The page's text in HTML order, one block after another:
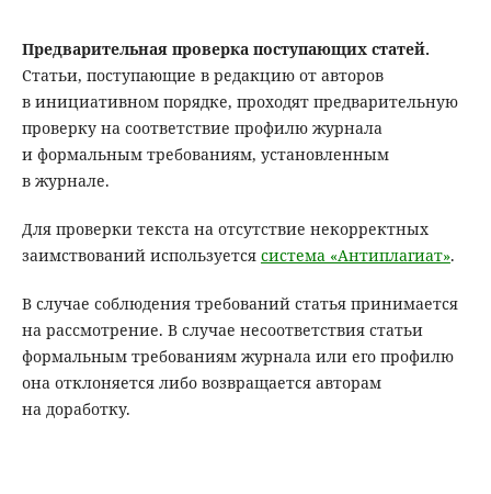
Предварительная проверка поступающих статей.
Статьи, поступающие в редакцию от авторов
в инициативном порядке, проходят предварительную
проверку на соответствие профилю журнала
и формальным требованиям, установленным
в журнале.
Для проверки текста на отсутствие некорректных
заимствований используется система «Антиплагиат».
В случае соблюдения требований статья принимается
на рассмотрение. В случае несоответствия статьи
формальным требованиям журнала или его профилю
она отклоняется либо возвращается авторам
на доработку.